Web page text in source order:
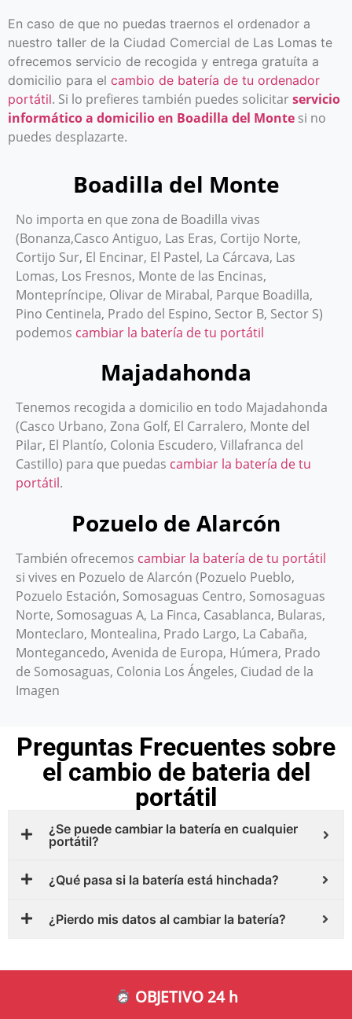
En caso de que no puedas traernos el ordenador a
nuestro taller de la Ciudad Comercial de Las Lomas te
ofrecemos servicio de recogida y entrega gratuíta a
domicilio para el cambio de batería de tu ordenador
portátil. Si lo prefieres también puedes solicitarservicio
informático a domicilio en Boadilla del Monte si no
puedes desplazarte.
Boadilla del Monte
No importa en que zona de Boadilla vivas
(Bonanza,Casco Antiguo, Las Eras, Cortijo Norte,
Cortijo Sur, El Encinar, El Pastel, La Cárcava, Las
Lomas, Los Fresnos, Monte de las Encinas,
Montepríncipe, Olivar de Mirabal, Parque Boadilla,
Pino Centinela, Prado del Espino, Sector B, Sector S)
podemos cambiar la batería de tu portátil
Majadahonda
Tenemos recogida a domicilio en todo Majadahonda
(Casco Urbano, Zona Golf, El Carralero, Monte del
Pilar, El Plantío, Colonia Escudero, Villafranca del
Castillo) para que puedas cambiar la batería de tu
portátil.
Pozuelo de Alarcón
También ofrecemos cambiar la batería de tu portátil
si vives en Pozuelo de Alarcón (Pozuelo Pueblo,
Pozuelo Estación, Somosaguas Centro, Somosaguas
Norte, Somosaguas A, La Finca, Casablanca, Bularas,
Monteclaro, Montealina, Prado Largo, La Cabaña,
Montegancedo, Avenida de Europa, Húmera, Prado
de Somosaguas, Colonia Los Ángeles, Ciudad de la
Imagen
Preguntas Frecuentes sobre
el cambio de bateria del
portátil
¿Se puede cambiar la batería en cualquier
portátil?
¿Qué pasa si la batería está hinchada?
¿Pierdo mis datos al cambiar la batería?
OBJETIVO 24 h